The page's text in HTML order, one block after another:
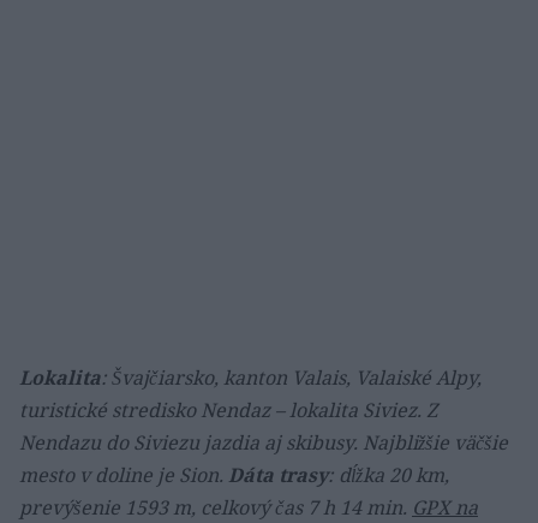
Lokalita: Švajčiarsko, kanton Valais, Valaiské Alpy,
turistické stredisko Nendaz – lokalita Siviez. Z
Nendazu do Siviezu jazdia aj skibusy. Najbližšie väčšie
mesto v doline je Sion. Dáta trasy: dĺžka 20 km,
prevýšenie 1593 m, celkový čas 7 h 14 min. GPX na